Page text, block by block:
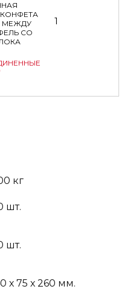
МЕЖДУ
СО
1
кг
шт.
шт.
х 75 х 260 мм.